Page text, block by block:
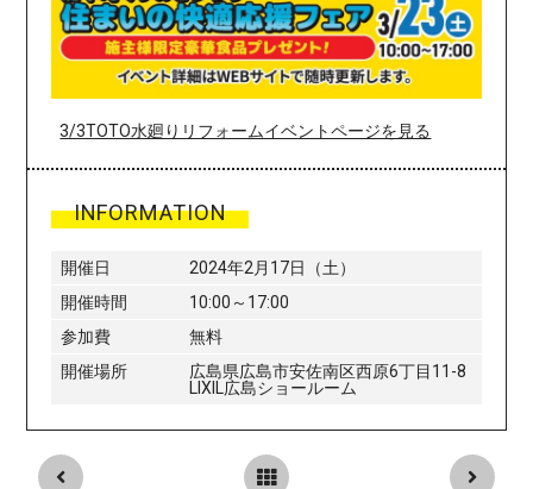
3/3TOTO水廻りリフォームイベントページを見る
INFORMATION
開催日
2024年2月17日（土）
開催時間
10:00～17:00
参加費
無料
開催場所
広島県広島市安佐南区西原6丁目11-8
LIXIL広島ショールーム